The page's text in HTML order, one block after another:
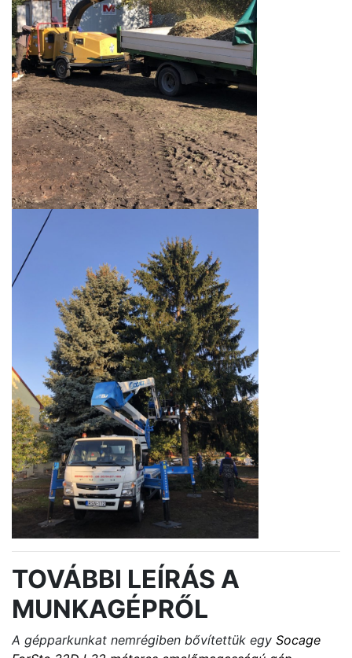
TOVÁBBI LEÍRÁS A
MUNKAGÉPRŐL
A gépparkunkat nemrégiben bővítettük egy Socage